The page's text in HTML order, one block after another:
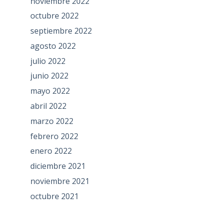
octubre 2022
septiembre 2022
agosto 2022
julio 2022
junio 2022
mayo 2022
abril 2022
marzo 2022
febrero 2022
enero 2022
diciembre 2021
noviembre 2021
octubre 2021